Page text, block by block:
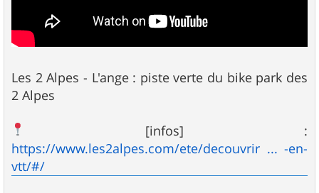
Les 2 Alpes - L'ange : piste verte du bike park des
2 Alpes
[infos] :
https://www.les2alpes.com/ete/decouvrir ... -en-
vtt/#/